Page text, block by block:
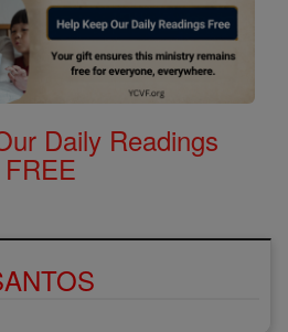
Daily Readings
FREE